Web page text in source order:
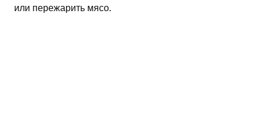
или пережарить мясо.